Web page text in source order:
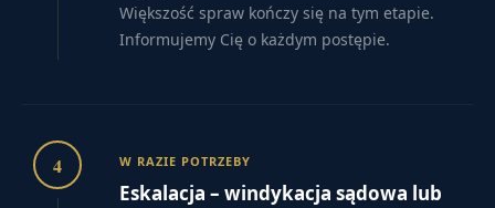
Większość spraw kończy się na tym etapie.
Informujemy Cię o każdym postępie.
4 W RAZIE POTRZEBY
Eskalacja – windykacja sądowa lub